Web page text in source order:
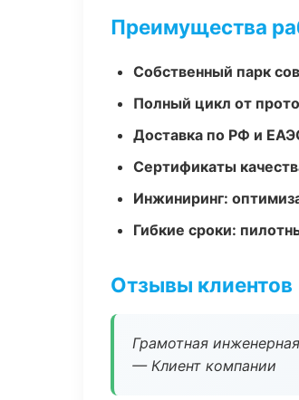
Преимущества
Собственный парк
Полный цикл от
Доставка по РФ и
Сертификаты
Инжиниринг:
Гибкие сроки:
Отзывы клиентов
Грамотная
— Клиент компании